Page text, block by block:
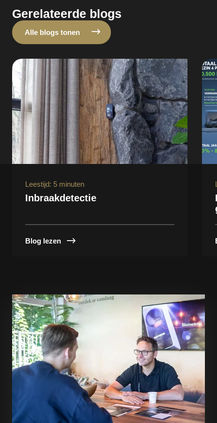
Gerelateerde blogs
Alle blogs tonen
Leestijd: 5 minuten
Inbraakdetectie
Blog lezen